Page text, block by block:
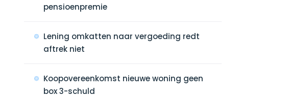
pensioenpremie
Lening omkatten naar vergoeding redt
aftrek niet
Koopovereenkomst nieuwe woning geen
box 3-schuld